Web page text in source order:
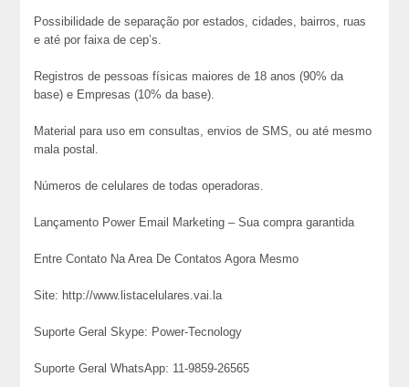
Possibilidade de separação por estados, cidades, bairros, ruas
e até por faixa de cep’s.
Registros de pessoas físicas maiores de 18 anos (90% da
base) e Empresas (10% da base).
Material para uso em consultas, envios de SMS, ou até mesmo
mala postal.
Números de celulares de todas operadoras.
Lançamento Power Email Marketing – Sua compra garantida
Entre Contato Na Area De Contatos Agora Mesmo
Site: http://www.listacelulares.vai.la
Suporte Geral Skype: Power-Tecnology
Suporte Geral WhatsApp: 11-9859-26565